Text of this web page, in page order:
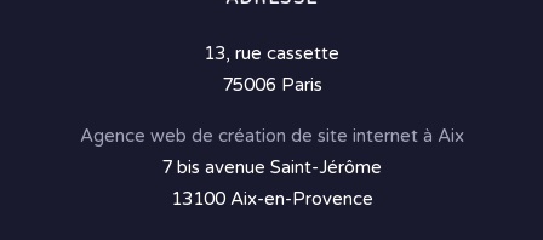
13, rue cassette
75006 Paris
Agence web de création de site internet à Aix
7 bis avenue Saint-Jérôme
13100 Aix-en-Provence